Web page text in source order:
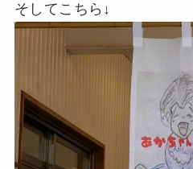
そしてこちら↓